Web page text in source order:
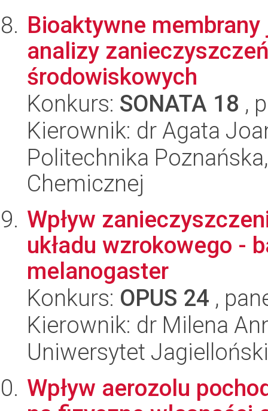
Bioaktywne
analizy
środowiskowych
Konkurs: SONATA 18 ,
Kierownik: dr Agata
Politechnika
Chemicznej
Wpływ
układu wzrokowego -
melanogaster
Konkurs: OPUS 24 ,
Kierownik: dr Milena
Uniwersytet
Wpływ aerozolu